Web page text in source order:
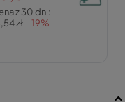
z 30 dni:
zł -19%